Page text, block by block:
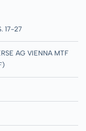
17-27
AG VIENNA MTF